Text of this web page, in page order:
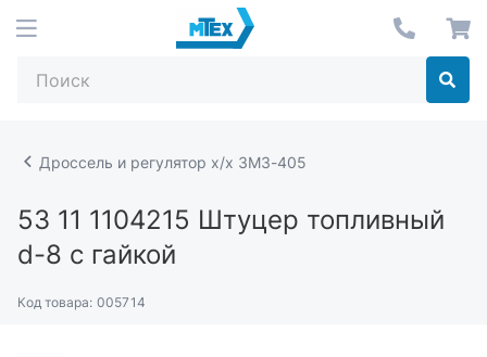
Дроссель и регулятор х/х ЗМЗ-405
53 11 1104215 Штуцер топливный
d-8 с гайкой
Код товара: 005714